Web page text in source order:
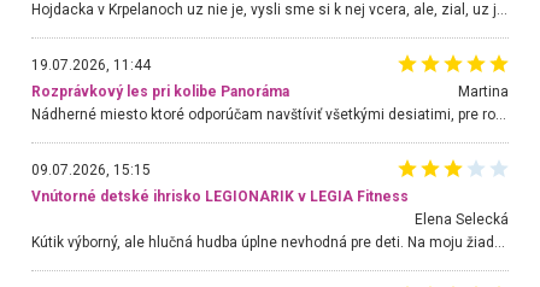
Hojdacka v Krpelanoch uz nie je, vysli sme si k nej vcera, ale, zial, uz je znicena. Ak sem planujete cestu len kvoli hojdacke, mozete si ju usetrit. Krasny vyhlad je tu vsak aj bez hojdacky :-)
19.07.2026, 11:44
Rozprávkový les pri kolibe Panoráma
Martina
Nádherné miesto ktoré odporúčam navštíviť všetkými desiatimi, pre rodiny s deťmi, dôchodcom... Proste a jednoducho ozaj rozprávkový les.. určite ešte prídeme. Odniesli sme si na pamiatku krásne tričká,
09.07.2026, 15:15
Vnútorné detské ihrisko LEGIONARIK v LEGIA Fitness
Elena Selecká